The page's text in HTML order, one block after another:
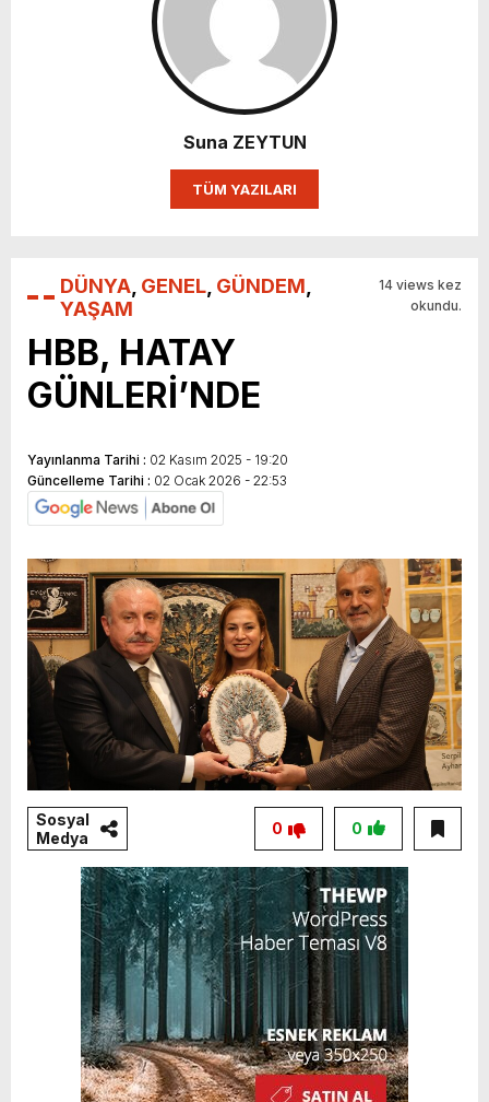
Suna ZEYTUN
TÜM YAZILARI
DÜNYA GENEL GÜNDEM
YAŞAM
14 views kez
okundu.
HBB, HATAY
GÜNLERİ’NDE
Yayınlanma Tarihi : 02 Kasım 2025 - 19:20
Güncelleme Tarihi : 02 Ocak 2026 - 22:53
Sosyal
Medya
0
0